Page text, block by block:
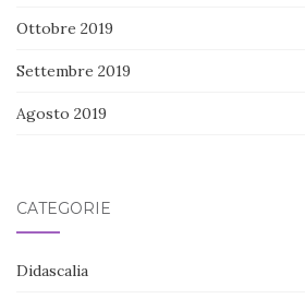
Ottobre 2019
Settembre 2019
Agosto 2019
CATEGORIE
Didascalia